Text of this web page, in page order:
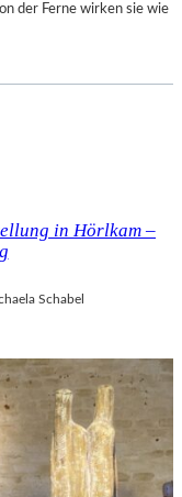
der Ferne wirken sie wie
in Hörlkam –
Schabel